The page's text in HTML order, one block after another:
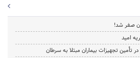
صفر شد!
امید
در تأمین تجهیزات بیماران مبتلا به سرطان